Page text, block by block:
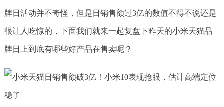
牌日活动并不奇怪，但是日销售额过3亿的数值不得不说还是
很让人吃惊的，下面我们就来一起复盘下昨天的小米天猫品
牌日上到底有哪些好产品在售卖呢？